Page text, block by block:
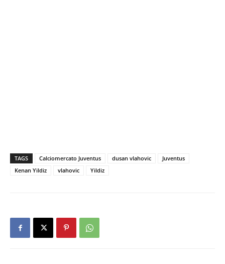
TAGS Calciomercato Juventus dusan vlahovic
Juventus
Kenan Yildiz
vlahovic Yildiz